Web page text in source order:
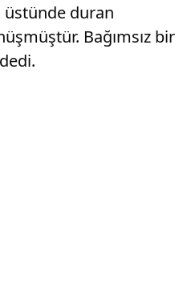
üstünde duran
Bağımsız bir